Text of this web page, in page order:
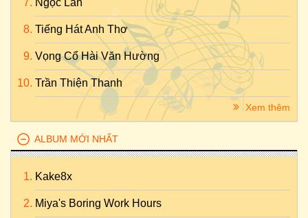
Ngọc Lan
Tiếng Hát Anh Thơ
Vọng Cổ Hài Văn Hường
Trần Thiện Thanh
Xem thêm
ALBUM MỚI NHẤT
Kake8x
Miya's Boring Work Hours